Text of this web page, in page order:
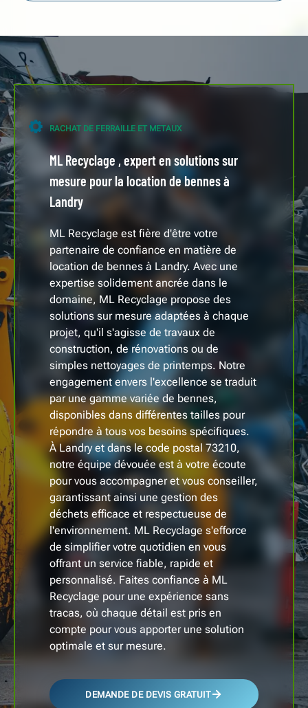
RACHAT DE FERRAILLE ET METAUX
ML Recyclage , expert en solutions sur
mesure pour la location de bennes à
Landry
ML Recyclage est fière d'être votre
partenaire de confiance en matière de
location de bennes à Landry. Avec une
expertise solidement ancrée dans le
domaine, ML Recyclage propose des
solutions sur mesure adaptées à chaque
projet, qu'il s'agisse de travaux de
construction, de rénovations ou de
simples nettoyages de printemps. Notre
engagement envers l'excellence se traduit
par une gamme variée de bennes,
disponibles dans différentes tailles pour
répondre à tous vos besoins spécifiques.
À Landry et dans le code postal 73210,
notre équipe dévouée est à votre écoute
pour vous accompagner et vous conseiller,
garantissant ainsi une gestion des
déchets efficace et respectueuse de
l'environnement. ML Recyclage s'efforce
de simplifier votre quotidien en vous
offrant un service fiable, rapide et
personnalisé. Faites confiance à ML
Recyclage pour une expérience sans
tracas, où chaque détail est pris en
compte pour vous apporter une solution
optimale et sur mesure.
DEMANDE DE DEVIS GRATUIT